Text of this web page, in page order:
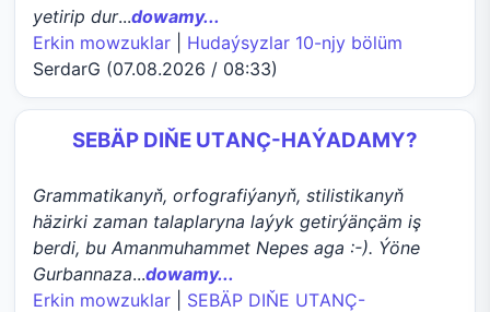
yetirip dur...dowamy...
Erkin mowzuklar
Hudaýsyzlar 10-njy bölüm
SerdarG (07.08.2026 / 08:33)
SEBÄP DIŇE UTАNÇ-HАÝADАMY?
Grammatikanyň, orfografiýanyň, stilistikanyň
häzirki zaman talaplaryna laýyk getirýänçäm iş
berdi, bu Amanmuhammet Nepes aga :-). Ýöne
Gurbannaza...dowamy...
Erkin mowzuklar
SEBÄP DIŇE UTАNÇ-